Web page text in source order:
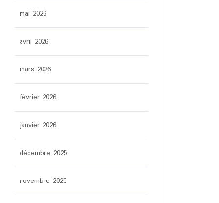
mai 2026
avril 2026
mars 2026
février 2026
janvier 2026
décembre 2025
novembre 2025